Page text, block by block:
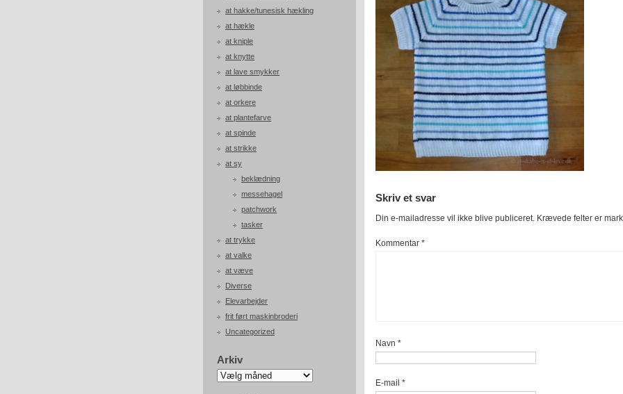
at hakke/tunesisk hækling
at hækle
at kniple
at knytte
at lave smykker
at løbbinde
at orkere
at plantefarve
at spinde
at strikke
at sy
beklædning
messehagel
patchwork
tasker
at trykke
at valke
at væve
Diverse
Elevarbejder
frit ført maskinbroderi
Uncategorized
Arkiv
Arkiv
Skriv et svar
Din e-mailadresse vil ikke blive publiceret. Krævede felter er
Kommentar *
Navn *
E-mail *